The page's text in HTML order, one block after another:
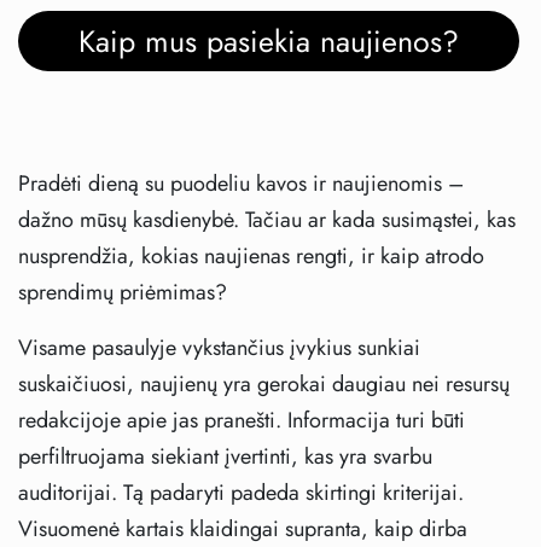
Kaip mus pasiekia naujienos?
Pradėti dieną su puodeliu kavos ir naujienomis –
dažno mūsų kasdienybė. Tačiau ar kada susimąstei, kas
nusprendžia, kokias naujienas rengti, ir kaip atrodo
sprendimų priėmimas?
Visame pasaulyje vykstančius įvykius sunkiai
suskaičiuosi, naujienų yra gerokai daugiau nei resursų
redakcijoje apie jas pranešti. Informacija turi būti
perfiltruojama siekiant įvertinti, kas yra svarbu
auditorijai. Tą padaryti padeda skirtingi kriterijai.
Visuomenė kartais klaidingai supranta, kaip dirba